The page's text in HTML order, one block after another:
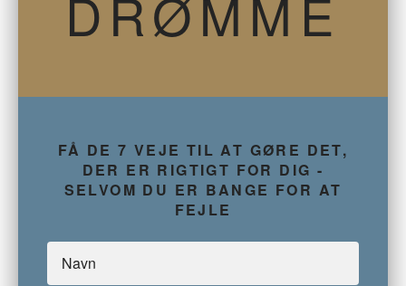
FÅ DE 7 VEJE TIL AT GØRE DET,
DER ER RIGTIGT FOR DIG -
SELVOM DU ER BANGE FOR AT
FEJLE